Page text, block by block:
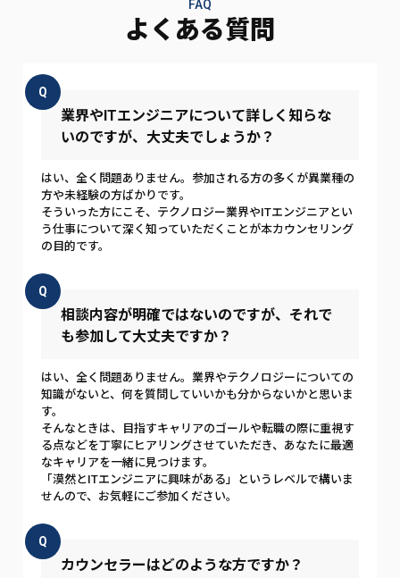
FAQ
よくある質問
Q
業界やITエンジニアについて詳しく知らな
いのですが、大丈夫でしょうか？
はい、全く問題ありません。参加される方の多くが異業種の
方や未経験の方ばかりです。
そういった方にこそ、テクノロジー業界やITエンジニアとい
う仕事について深く知っていただくことが本カウンセリング
の目的です。
Q
相談内容が明確ではないのですが、それで
も参加して大丈夫ですか？
はい、全く問題ありません。業界やテクノロジーについての
知識がないと、何を質問していいかも分からないかと思いま
す。
そんなときは、目指すキャリアのゴールや転職の際に重視す
る点などを丁寧にヒアリングさせていただき、あなたに最適
なキャリアを一緒に見つけます。
「漠然とITエンジニアに興味がある」というレベルで構いま
せんので、お気軽にご参加ください。
Q
カウンセラーはどのような方ですか？